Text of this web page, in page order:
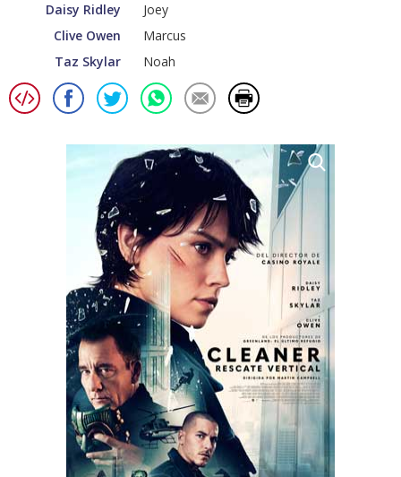
Daisy Ridley
Joey
Clive Owen
Marcus
Taz Skylar
Noah